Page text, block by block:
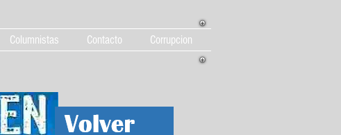
Columnistas Contacto Corrupcion